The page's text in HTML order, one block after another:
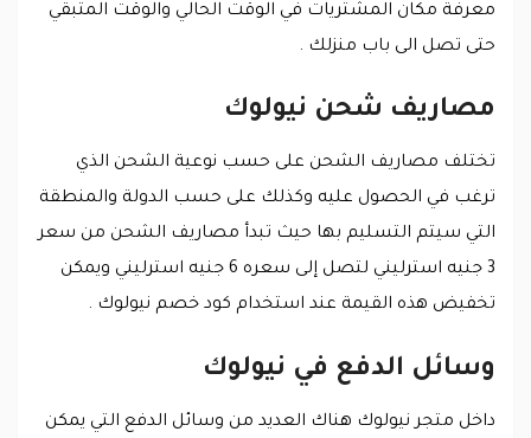
معرفة مكان المشتريات في الوقت الحالي والوقت المتبقي
حتى تصل الى باب منزلك .
مصاريف شحن نيولوك
تختلف مصاريف الشحن على حسب نوعية الشحن الذي
ترغب في الحصول عليه وكذلك على حسب الدولة والمنطقة
التي سيتم التسليم بها حيث تبدأ مصاريف الشحن من سعر
3 جنيه استرليني لتصل إلى سعره 6 جنيه استرليني ويمكن
تخفيض هذه القيمة عند استخدام كود خصم نيولوك .
وسائل الدفع في نيولوك
داخل متجر نيولوك هناك العديد من وسائل الدفع التي يمكن